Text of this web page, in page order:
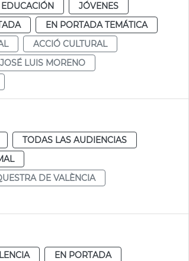
EDUCACIÓN
JÓVENES
EN PORTADA TEMÁTICA
ACCIÓ CULTURAL
JOSÉ LUIS MORENO
TODAS LAS AUDIENCIAS
DE VALÈNCIA
EN PORTADA